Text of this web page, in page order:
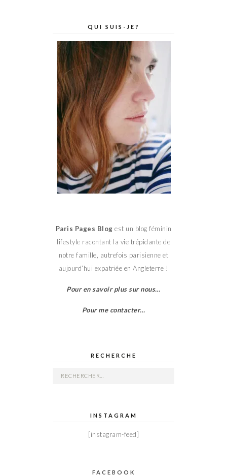
QUI SUIS-JE?
Paris Pages Blog est un blog féminin
lifestyle racontant la vie trépidante de
notre famille, autrefois parisienne et
aujourd’hui expatriée en Angleterre !
Pour en savoir plus sur nous…
Pour me contacter…
RECHERCHE
Rechercher :
INSTAGRAM
[instagram-feed]
FACEBOOK